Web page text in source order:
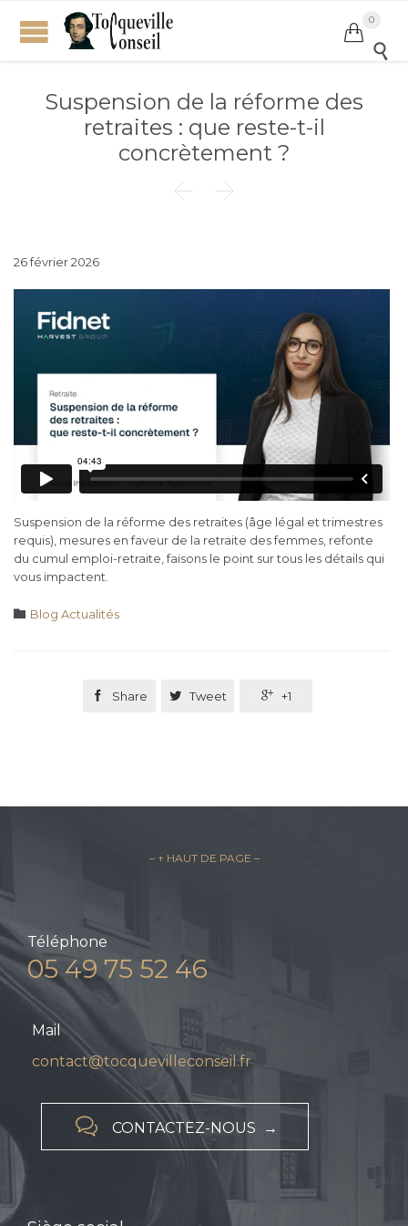

0

Suspension de la réforme des
retraites : que reste-t-il
concrètement ?
 
26 février 2026
Suspension de la réforme des retraites (âge légal et trimestres
requis), mesures en faveur de la retraite des femmes, refonte
du cumul emploi-retraite, faisons le point sur tous les détails qui
vous impactent.
 Category
Blog Actualités
 Share  Tweet  +1
– ↑ HAUT DE PAGE –
Téléphone
05 49 75 52 46
Mail
contact@tocquevilleconseil.fr
 CONTACTEZ-NOUS →